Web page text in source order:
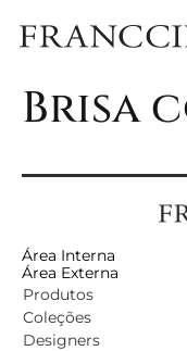
Bloco
Brisa
Área Interna
Área Externa
Produtos
Coleções
Designers